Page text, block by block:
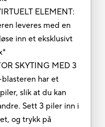
ELEMENT:
leveres med en
inn et eksklusivt
SKYTING MED 3
har et
slik at du kan
Sett 3 piler inn i
og trykk på